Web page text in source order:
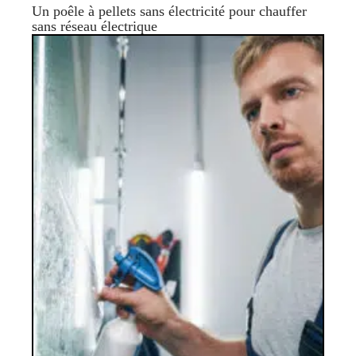
Un poêle à pellets sans électricité pour chauffer
sans réseau électrique